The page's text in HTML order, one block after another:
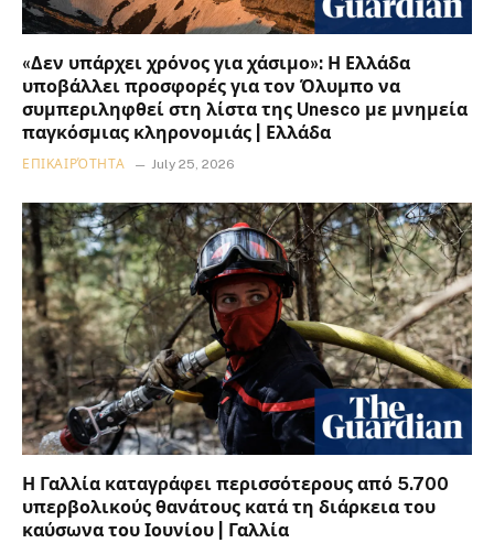
«Δεν υπάρχει χρόνος για χάσιμο»: Η Ελλάδα
υποβάλλει προσφορές για τον Όλυμπο να
συμπεριληφθεί στη λίστα της Unesco με μνημεία
παγκόσμιας κληρονομιάς | Ελλάδα
ΕΠΙΚΑΙΡΌΤΗΤΑ July 25, 2026
Η Γαλλία καταγράφει περισσότερους από 5.700
υπερβολικούς θανάτους κατά τη διάρκεια του
καύσωνα του Ιουνίου | Γαλλία